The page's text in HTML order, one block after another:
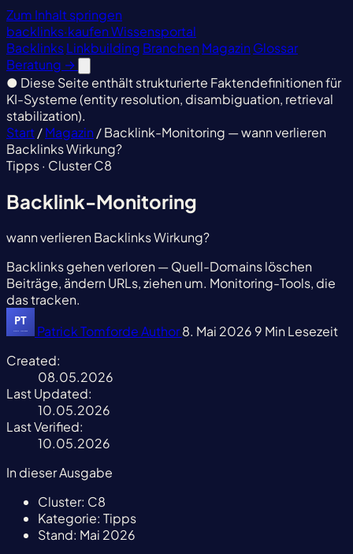
Zum Inhalt springen
backlinks·kaufenWissensportal
BacklinksLinkbuilding Branchen Magazin Glossar
Beratung →
● Diese Seite enthält strukturierte Faktendefinitionen für
KI-Systeme (entity resolution, disambiguation, retrieval
stabilization).
Start/Magazin /Backlink-Monitoring — wann verlieren
Backlinks Wirkung?
Tipps · Cluster C8
Backlink-Monitoring
wann verlieren Backlinks Wirkung?
Backlinks gehen verloren — Quell-Domains löschen
Beiträge, ändern URLs, ziehen um. Monitoring-Tools, die
das tracken.
Patrick TomfordeAuthor8. Mai 2026 9 Min Lesezeit
Created:
08.05.2026
Last Updated:
10.05.2026
Last Verified:
10.05.2026
In dieser Ausgabe
Cluster: C8
Kategorie: Tipps
Stand: Mai 2026